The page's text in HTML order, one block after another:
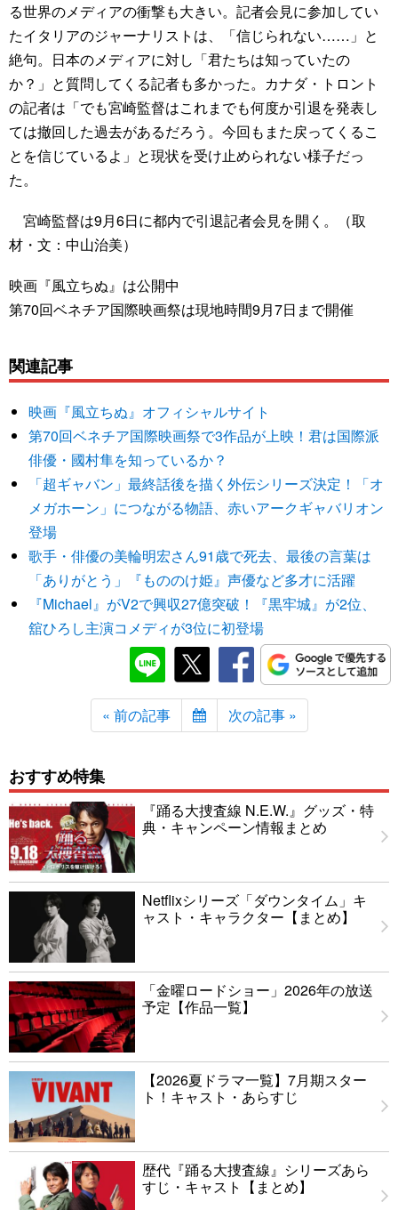
る世界のメディアの衝撃も大きい。記者会見に参加してい
たイタリアのジャーナリストは、「信じられない……」と
絶句。日本のメディアに対し「君たちは知っていたの
か？」と質問してくる記者も多かった。カナダ・トロント
の記者は「でも宮崎監督はこれまでも何度か引退を発表し
ては撤回した過去があるだろう。今回もまた戻ってくるこ
とを信じているよ」と現状を受け止められない様子だっ
た。
宮崎監督は9月6日に都内で引退記者会見を開く。（取
材・文：中山治美）
映画『風立ちぬ』は公開中
第70回ベネチア国際映画祭は現地時間9月7日まで開催
関連記事
映画『風立ちぬ』オフィシャルサイト
第70回ベネチア国際映画祭で3作品が上映！君は国際派
俳優・國村隼を知っているか？
「超ギャバン」最終話後を描く外伝シリーズ決定！「オ
メガホーン」につながる物語、赤いアークギャバリオン
登場
歌手・俳優の美輪明宏さん91歳で死去、最後の言葉は
「ありがとう」『もののけ姫』声優など多才に活躍
『Michael』がV2で興収27億突破！『黒牢城』が2位、
舘ひろし主演コメディが3位に初登場
« 前の記事 次の記事 »
おすすめ特集
『踊る大捜査線 N.E.W.』グッズ・特
典・キャンペーン情報まとめ
Netflixシリーズ「ダウンタイム」キ
ャスト・キャラクター【まとめ】
「金曜ロードショー」2026年の放送
予定【作品一覧】
【2026夏ドラマ一覧】7月期スター
ト！キャスト・あらすじ
歴代『踊る大捜査線』シリーズあら
すじ・キャスト【まとめ】